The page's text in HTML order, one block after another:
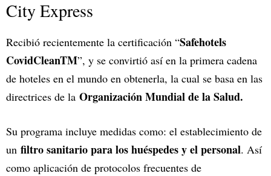
City Express
Recibió recientemente la certificación “Safehotels
CovidCleanTM”, y se convirtió así en la primera cadena
de hoteles en el mundo en obtenerla, la cual se basa en las
directrices de la Organización Mundial de la Salud.
Su programa incluye medidas como: el establecimiento de
un filtro sanitario para los huéspedes y el personal. Así
como aplicación de protocolos frecuentes de